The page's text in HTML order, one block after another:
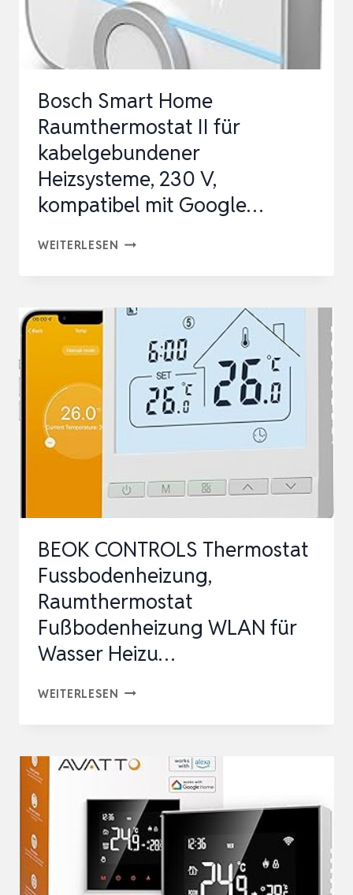
LU-W
ÄRMELEITFOLIE, O
Bosch Smart Home
Raumthermostat II für
kabelgebundener
Heizsysteme, 230 V,
kompatibel mit Google…
WEITERLESEN BOSCH
RAUMTHERMOSTAT
KABELGEBUNDENER
HEIZSYSTEME,
230
V,
KOMPATIBEL
MIT
BEOK CONTROLS Thermostat
Fussbodenheizung,
Raumthermostat
Fußbodenheizung WLAN für
Wasser Heizu…
WEITERLESEN BEOK
FUSSBODENHEIZUNG,
RAUMTHERMOSTAT
FUSSBODENHEIZUNG W
LAN F
ÜR W
ASSER H